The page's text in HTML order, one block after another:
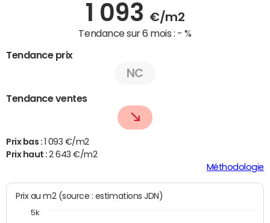
1 093 €/m2
Tendance sur 6 mois : - %
Tendance prix
NC
Tendance ventes
Prix bas : 1 093 €/m2
Prix haut :2 643 €/m2
Méthodologie
Prix au m2 (source : estimations JDN)
5k